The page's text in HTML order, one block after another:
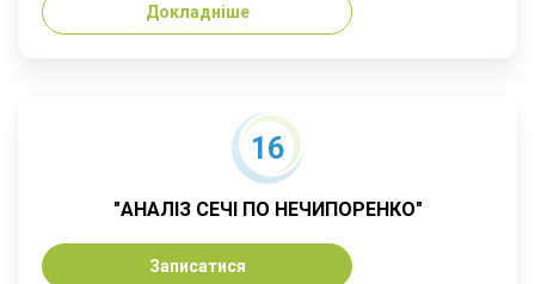
Докладніше
16
"АНАЛІЗ СЕЧІ ПО НЕЧИПОРЕНКО"
Записатися